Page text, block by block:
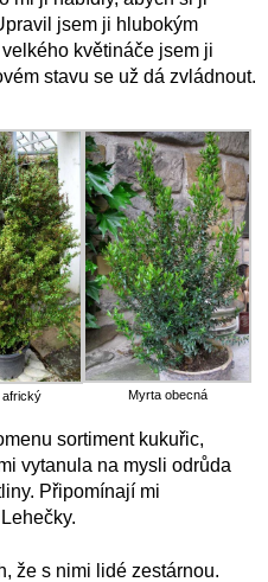
jsem ji hlubokým
květináče jsem ji
stavu se už dá zvládnout.
africký Myrta obecná
sortiment kukuřic,
vytanula na mysli odrůda
Připomínají mi
že s nimi lidé zestárnou.